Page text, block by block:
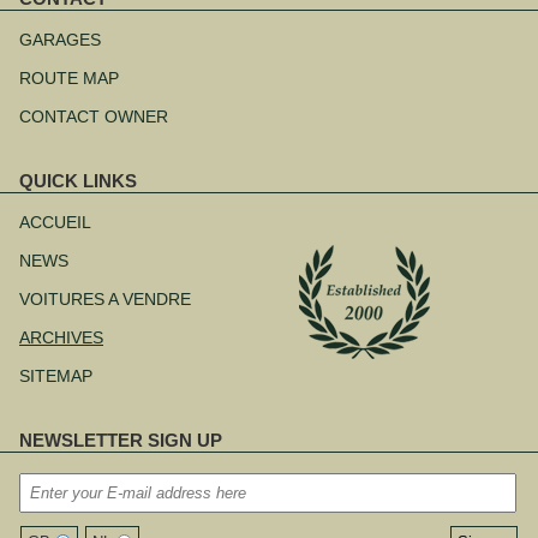
au
GARAGES
ROUTE MAP
CONTACT OWNER
QUICK LINKS
au
ACCUEIL
NEWS
VOITURES A VENDRE
ARCHIVES
SITEMAP
NEWSLETTER SIGN UP